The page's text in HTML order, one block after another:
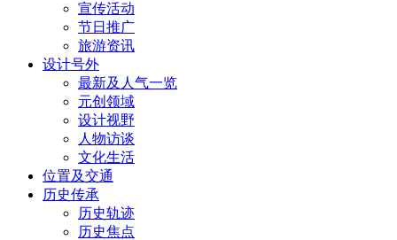
宣传活动
节日推广
旅游资讯
设计号外
最新及人气一览
元创领域
设计视野
人物访谈
文化生活
位置及交通
历史传承
历史轨迹
历史焦点